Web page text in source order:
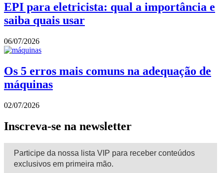
EPI para eletricista: qual a importância e
saiba quais usar
06/07/2026
Os 5 erros mais comuns na adequação de
máquinas
02/07/2026
Inscreva-se na newsletter
Participe da nossa lista VIP para receber conteúdos
exclusivos em primeira mão.